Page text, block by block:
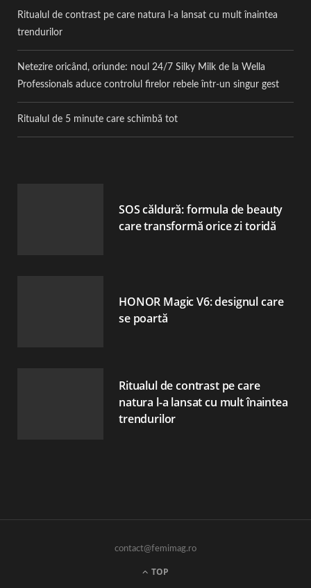
Ritualul de contrast pe care natura l-a lansat cu mult înaintea
trendurilor
Netezire oricând, oriunde: noul 24/7 Silky Milk de la Wella
Professionals aduce controlul firelor rebele într-un singur gest
Ritualul de 5 minute care schimbă tot
SOS căldură: formula de beauty
care transformă orice zi toridă
HONOR Magic V6: designul care
se poartă
Ritualul de contrast pe care
natura l-a lansat cu mult înaintea
trendurilor
contact@femimag.ro
TOP